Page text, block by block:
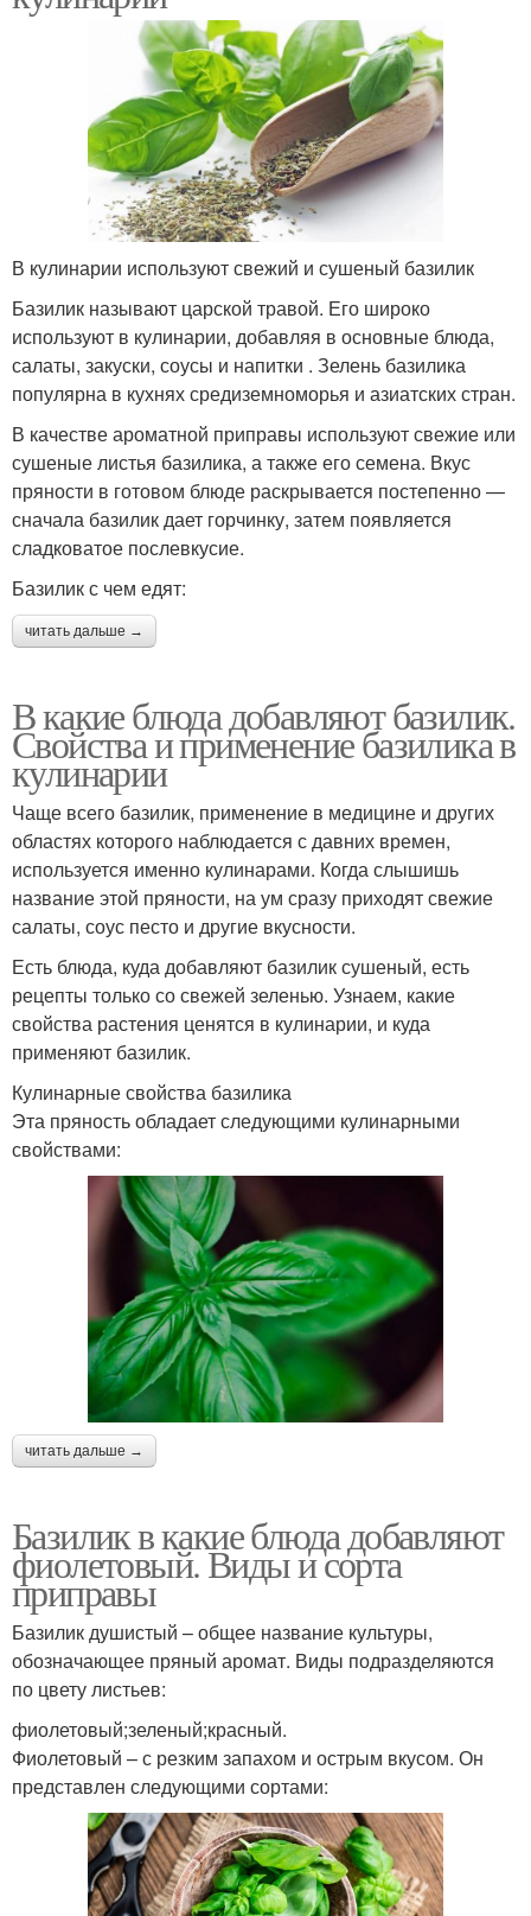
В кулинарии используют свежий и сушеный базилик
Базилик называют царской травой. Его широко
используют в кулинарии, добавляя в основные блюда,
салаты, закуски, соусы и напитки . Зелень базилика
популярна в кухнях средиземноморья и азиатских стран.
В качестве ароматной приправы используют свежие или
сушеные листья базилика, а также его семена. Вкус
пряности в готовом блюде раскрывается постепенно —
сначала базилик дает горчинку, затем появляется
сладковатое послевкусие.
Базилик с чем едят:
читать дальше →
В какие блюда добавляют базилик.
Свойства и применение базилика в
кулинарии
Чаще всего базилик, применение в медицине и других
областях которого наблюдается с давних времен,
используется именно кулинарами. Когда слышишь
название этой пряности, на ум сразу приходят свежие
салаты, соус песто и другие вкусности.
Есть блюда, куда добавляют базилик сушеный, есть
рецепты только со свежей зеленью. Узнаем, какие
свойства растения ценятся в кулинарии, и куда
применяют базилик.
Кулинарные свойства базилика
Эта пряность обладает следующими кулинарными
свойствами:
читать дальше →
Базилик в какие блюда добавляют
фиолетовый. Виды и сорта
приправы
Базилик душистый – общее название культуры,
обозначающее пряный аромат. Виды подразделяются
по цвету листьев:
фиолетовый;зеленый;красный.
Фиолетовый – с резким запахом и острым вкусом. Он
представлен следующими сортами: